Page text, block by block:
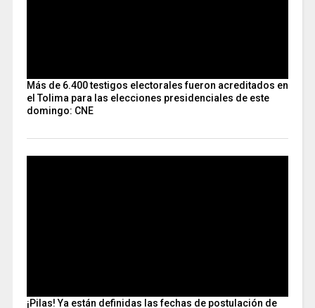
Más de 6.400 testigos electorales fueron acreditados en
el Tolima para las elecciones presidenciales de este
domingo: CNE
¡Pilas! Ya están definidas las fechas de postulación de